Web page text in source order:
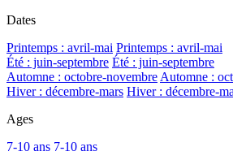
Dates
Printemps : avril-mai Printemps : avril-mai
Été : juin-septembre Été : juin-septembre
Automne : octobre-novembre Automne :
Hiver : décembre-mars Hiver : décembre-
Ages
7-10 ans 7-10 ans